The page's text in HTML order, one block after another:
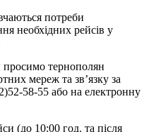
потреби
необхiдних рейсiв у
тернополян
мереж та зв’язку за
58-55 або на електронну
(до 10:00 год. та пiсля